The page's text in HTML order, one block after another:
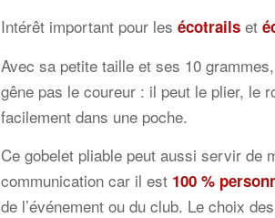
Intérêt important pour lesécotrails et
Avec sa petite taille et ses 10
gêne pas le coureur : il peut le plier, le
facilement dans une poche.
Ce gobelet pliable peut aussi servir de
communication car il est 100 %
de l’événement ou du club. Le choix